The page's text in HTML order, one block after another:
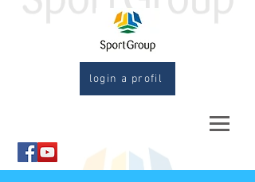
login a profil